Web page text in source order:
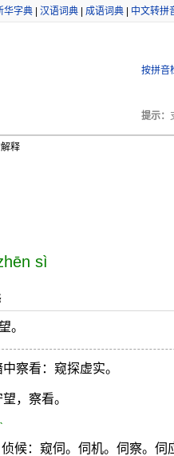
华字典| 汉语词典| 成语词典| 中文转拼
按拼音
提示：
释
sì
。
中察看：窥探虚实。
望，察看。
候：窥伺。伺机。伺察。伺